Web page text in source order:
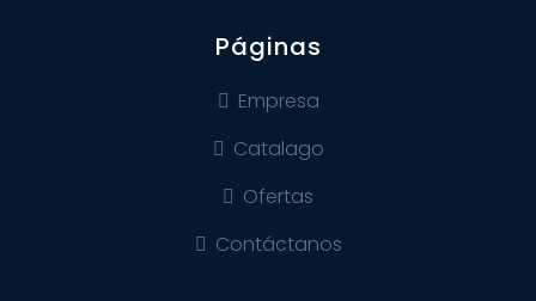
Páginas
Empresa
Catalago
Ofertas
Contáctanos